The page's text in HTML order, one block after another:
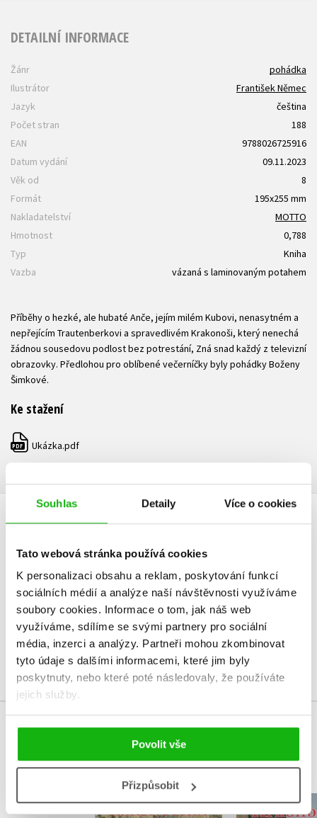
Souhlas Detaily Více o cookies
Tato webová stránka používá cookies
K personalizaci obsahu a reklam, poskytování funkcí
sociálních médií a analýze naší návštěvnosti využíváme
soubory cookies. Informace o tom, jak náš web
využíváme, sdílíme se svými partnery pro sociální
média, inzerci a analýzy. Partneři mohou zkombinovat
tyto údaje s dalšími informacemi, které jim byly
poskytnuty, nebo které poté následovaly, že používáte
jejich služby.
Povolit vše
Přizpůsobit
DETAILNÍ INFORMACE
Žánr
pohádka
Ilustrátor
František Němec
Jazyk
čeština
Počet stran
188
EAN
9788026725916
Datum vydání
09.11.2023
Věk od
8
Formát
195x255 mm
Nakladatelství
MOTTO
Hmotnost
0,788
Typ
Kniha
Vazba
vázaná s laminovaným potahem
Příběhy o hezké, ale hubaté Anče, jejím milém Kubovi, nenasytném a
nepřejícím Trautenberkovi a spravedlivém Krakonoši, který nenechá
žádnou sousedovu podlost bez potrestání, Zná snad každý z televizní
obrazovky. Předlohou pro oblíbené večerníčky byly pohádky Boženy
Šimkové.
Ke stažení
PDF Ukázka.pdf
HODNOCENÍ ČTENÁŘŮ
V současné době nejsou vytvořena žádná uživatelská hodnocení.
Vaše hodnocení
Uživatelskou recenzi mohou vkládat pouze registrovaní uživatelé
Přihlásit
MOHLO BY VÁS TAKÉ ZAJÍMAT